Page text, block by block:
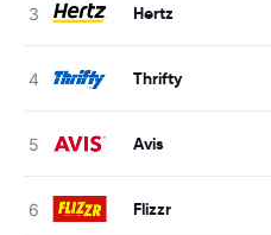
Hertz
Thrifty
Avis
Flizzr